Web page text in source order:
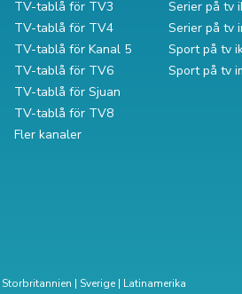
TV-tablå för TV3
TV-tablå för TV4
TV-tablå för Kanal 5
TV-tablå för TV6
TV-tablå för Sjuan
TV-tablå för TV8
Fler kanaler
Serier på tv
Serier på tv
Sport på tv
Sport på tv
Storbritannien | Sverige| Latinamerika